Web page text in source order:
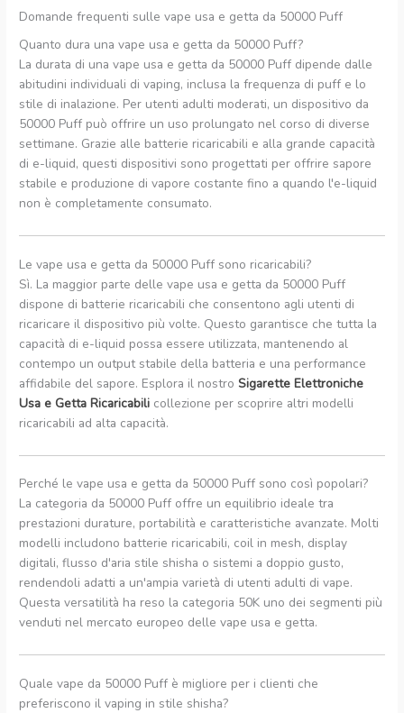
Domande frequenti sulle vape usa e getta da 50000 Puff
Quanto dura una vape usa e getta da 50000 Puff?
La durata di una vape usa e getta da 50000 Puff dipende dalle
abitudini individuali di vaping, inclusa la frequenza di puff e lo
stile di inalazione. Per utenti adulti moderati, un dispositivo da
50000 Puff può offrire un uso prolungato nel corso di diverse
settimane. Grazie alle batterie ricaricabili e alla grande capacità
di e-liquid, questi dispositivi sono progettati per offrire sapore
stabile e produzione di vapore costante fino a quando l'e-liquid
non è completamente consumato.
Le vape usa e getta da 50000 Puff sono ricaricabili?
Sì. La maggior parte delle vape usa e getta da 50000 Puff
dispone di batterie ricaricabili che consentono agli utenti di
ricaricare il dispositivo più volte. Questo garantisce che tutta la
capacità di e-liquid possa essere utilizzata, mantenendo al
contempo un output stabile della batteria e una performance
affidabile del sapore. Esplora il nostroSigarette Elettroniche
Usa e Getta Ricaricabili collezione per scoprire altri modelli
ricaricabili ad alta capacità.
Perché le vape usa e getta da 50000 Puff sono così popolari?
La categoria da 50000 Puff offre un equilibrio ideale tra
prestazioni durature, portabilità e caratteristiche avanzate. Molti
modelli includono batterie ricaricabili, coil in mesh, display
digitali, flusso d'aria stile shisha o sistemi a doppio gusto,
rendendoli adatti a un'ampia varietà di utenti adulti di vape.
Questa versatilità ha reso la categoria 50K uno dei segmenti più
venduti nel mercato europeo delle vape usa e getta.
Quale vape da 50000 Puff è migliore per i clienti che
preferiscono il vaping in stile shisha?